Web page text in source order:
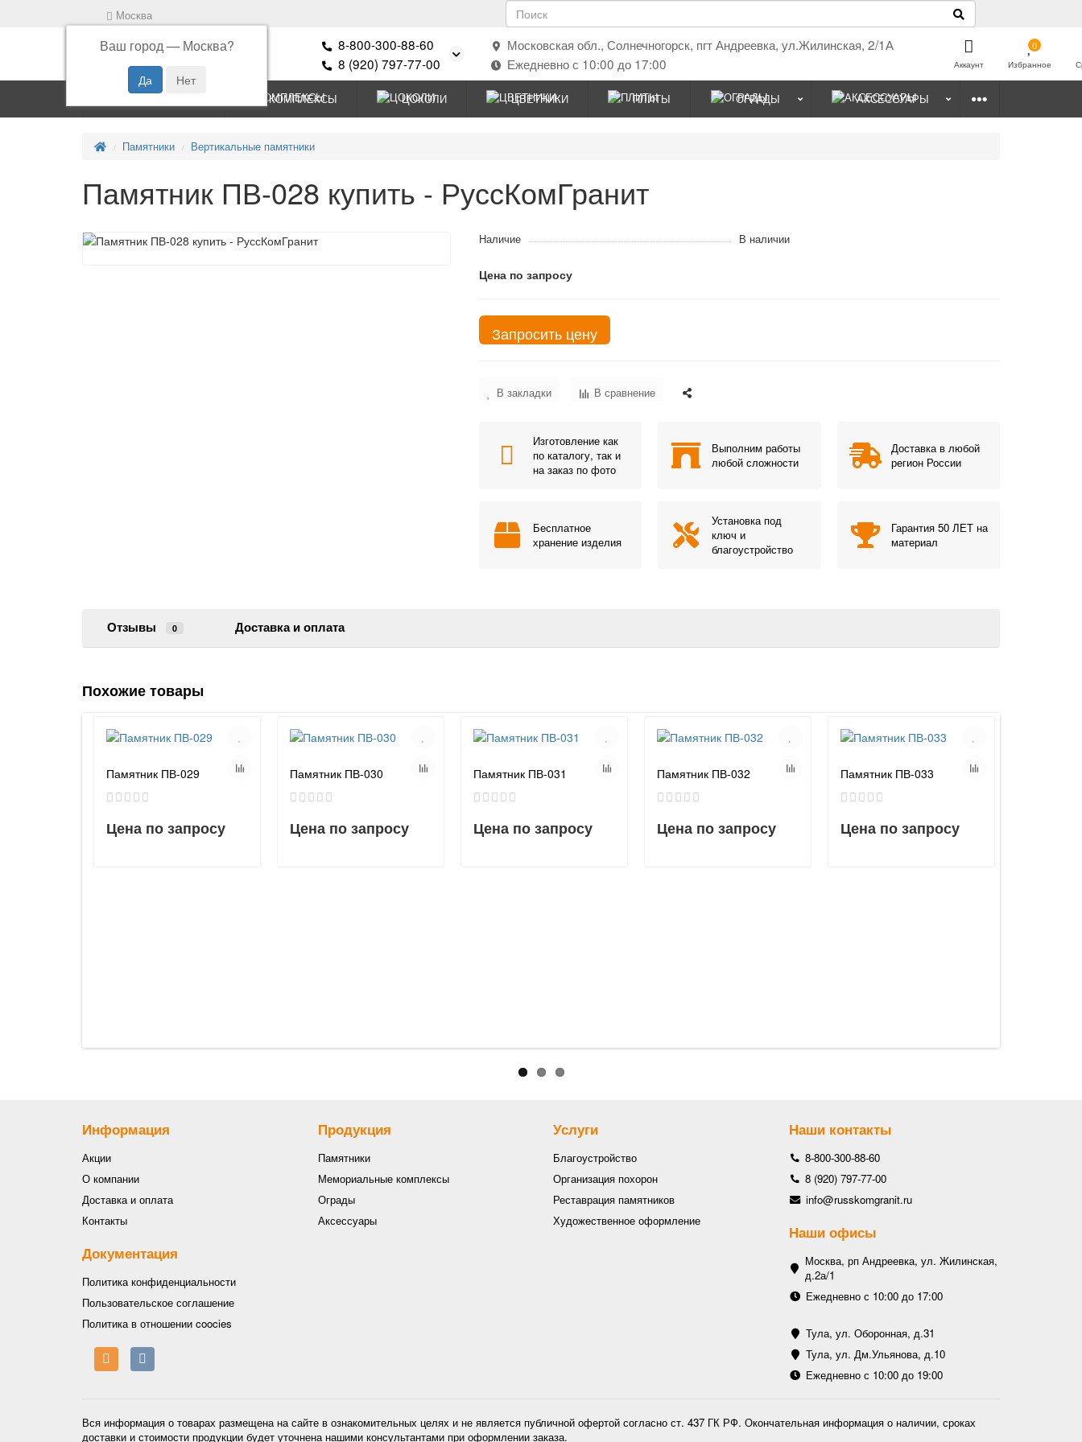
Москва
Ваш город — Москва?
8-800-300-88-60
8 (920) 797-77-00
Московская обл., Солнечногорск, пгт Андреевка, ул.Жилинская, 2/1А
Ежедневно с 10:00 до 17:00
Аккаунт
0
Избранное
КОМПЛЕКСЫ ЦОКОЛИ ЦВЕТНИКИ ПЛИТЫ ОГРАДЫ АКСЕССУАРЫ
Памятники Вертикальные памятники
Памятник ПВ-028 купить - РуссКомГранит
Наличие В наличии
Цена по запросу
Запросить цену
В закладки В сравнение
Изготовление как
по каталогу, так и
на заказ по фото
Выполним работы
любой сложности
Доставка в любой
регион России
Бесплатное
хранение изделия
Установка под
ключ и
благоустройство
Гарантия 50 ЛЕТ на
материал
Отзывы 0 Доставка и оплата
Похожие товары
Памятник ПВ-029
Цена по запросу
Памятник ПВ-030
Цена по запросу
Памятник ПВ-031
Цена по запросу
Памятник ПВ-032
Цена по запросу
Памятник ПВ-033
Цена по запросу
Информация
Акции
О компании
Доставка и оплата
Контакты
Документация
Политика конфиденциальности
Пользовательское соглашение
Политика в отношении coocies
Продукция
Памятники
Мемориальные комплексы
Ограды
Аксессуары
Услуги
Благоустройство
Организация похорон
Реставрация памятников
Художественное оформление
Наши контакты
8-800-300-88-60
8 (920) 797-77-00
info@russkomgranit.ru
Наши офисы
Москва, рп Андреевка, ул. Жилинская,
д.2а/1
Ежедневно с 10:00 до 17:00
Тула, ул. Оборонная, д.31
Тула, ул. Дм.Ульянова, д.10
Ежедневно с 10:00 до 19:00
Вся информация о товарах размещена на сайте в ознакомительных целях и не является публичной офертой согласно ст. 437 ГК РФ. Окончательная информация о наличии, сроках
доставки и стоимости продукции будет уточнена нашими консультантами при оформлении заказа.